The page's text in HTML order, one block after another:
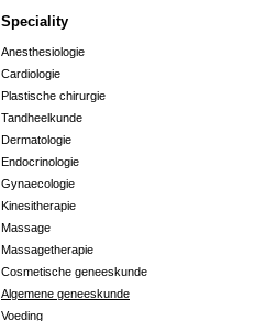
Speciality
Anesthesiologie
Cardiologie
Plastische chirurgie
Tandheelkunde
Dermatologie
Endocrinologie
Gynaecologie
Kinesitherapie
Massage
Massagetherapie
Cosmetische geneeskunde
Algemene geneeskunde
Voeding